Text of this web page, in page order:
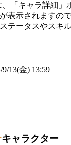
「キャラ詳細」
表示されますので
テータスやスキ
13(金) 13:59
キャラクター